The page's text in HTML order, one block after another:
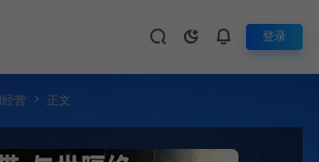
登录
营 正文